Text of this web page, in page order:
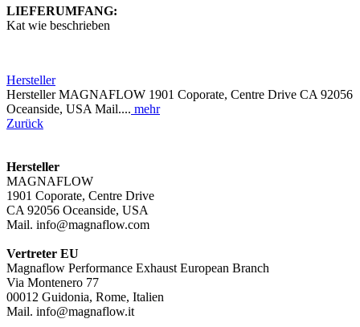
LIEFERUMFANG:
Kat wie beschrieben
Hersteller
Hersteller MAGNAFLOW 1901 Coporate, Centre Drive CA 92056
Oceanside, USA Mail.... mehr
Zurück
Hersteller
MAGNAFLOW
1901 Coporate, Centre Drive
CA 92056 Oceanside, USA
Mail. info@magnaflow.com
Vertreter EU
Magnaflow Performance Exhaust European Branch
Via Montenero 77
00012 Guidonia, Rome, Italien
Mail. info@magnaflow.it